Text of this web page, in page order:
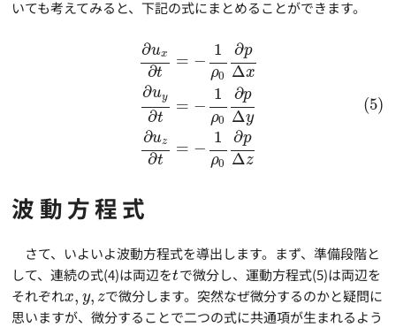
いても考えてみると、下記の式にまとめることができます。
∂ux
∂t
∂uy
∂t
∂uz
∂t
= −
1
ρ0
∂p
Δx
= −
1
ρ0
∂p
Δy
= −
1
ρ0
∂p
Δz
(5)
波動方程式
さて、いよいよ波動方程式を導出します。まず、準備段階と
して、連続の式(4)は両辺をtで微分し、運動方程式(5)は両辺を
それぞれx, y, zで微分します。突然なぜ微分するのかと疑問に
思いますが、微分することで二つの式に共通項が生まれるよう